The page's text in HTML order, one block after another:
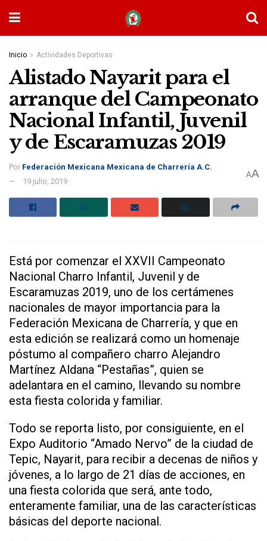
Inicio Actividades Deportivas
Alistado Nayarit para el
arranque del Campeonato
Nacional Infantil, Juvenil
y de Escaramuzas 2019
Por Federación Mexicana Mexicana de Charrería A.C.
19 julio, 2019
AA
Está por comenzar el XXVII Campeonato
Nacional Charro Infantil, Juvenil y de
Escaramuzas 2019, uno de los certámenes
nacionales de mayor importancia para la
Federación Mexicana de Charrería, y que en
esta edición se realizará como un homenaje
póstumo al compañero charro Alejandro
Martínez Aldana “Pestañas”, quien se
adelantara en el camino, llevando su nombre
esta fiesta colorida y familiar.
Todo se reporta listo, por consiguiente, en el
Expo Auditorio “Amado Nervo” de la ciudad de
Tepic, Nayarit, para recibir a decenas de niños y
jóvenes, a lo largo de 21 días de acciones, en
una fiesta colorida que será, ante todo,
enteramente familiar, una de las características
básicas del deporte nacional.